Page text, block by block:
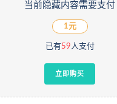
当前隐藏内容需要支付
1元
已有 59人支付
立即购买